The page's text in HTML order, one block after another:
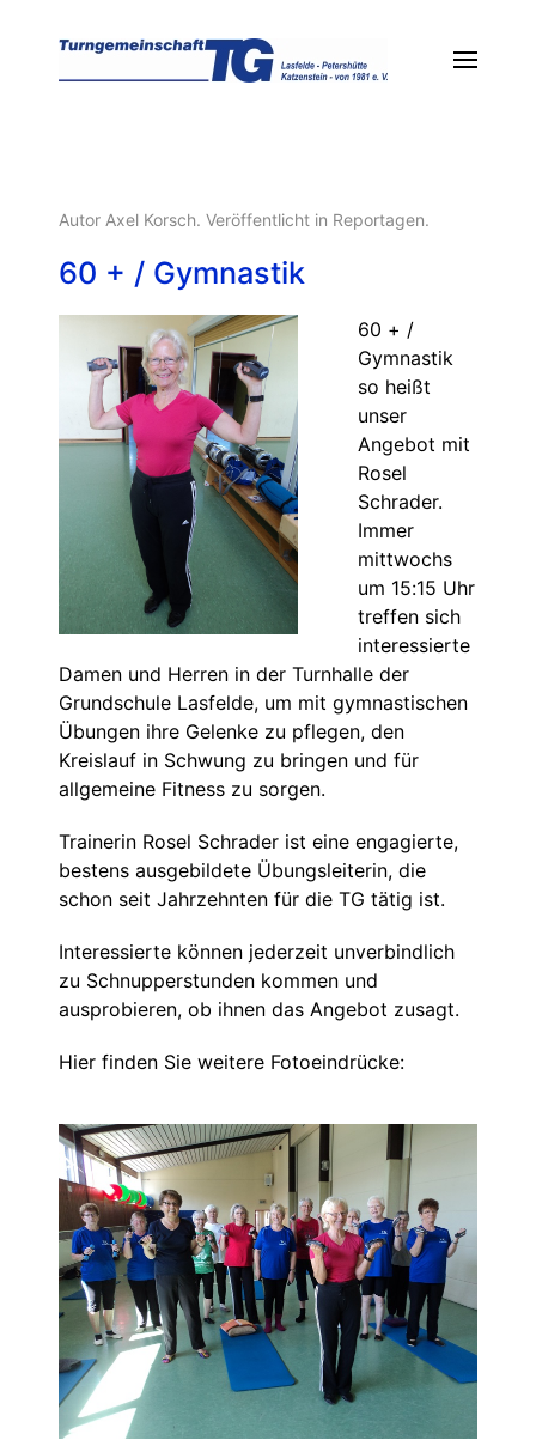
Autor Axel Korsch. Veröffentlicht in Reportagen.
60 + / Gymnastik
60 + /
Gymnastik
so heißt
unser
Angebot mit
Rosel
Schrader.
Immer
mittwochs
um 15:15 Uhr
treffen sich
interessierte
Damen und Herren in der Turnhalle der
Grundschule Lasfelde, um mit gymnastischen
Übungen ihre Gelenke zu pflegen, den
Kreislauf in Schwung zu bringen und für
allgemeine Fitness zu sorgen.
Trainerin Rosel Schrader ist eine engagierte,
bestens ausgebildete Übungsleiterin, die
schon seit Jahrzehnten für die TG tätig ist.
Interessierte können jederzeit unverbindlich
zu Schnupperstunden kommen und
ausprobieren, ob ihnen das Angebot zusagt.
Hier finden Sie weitere Fotoeindrücke: